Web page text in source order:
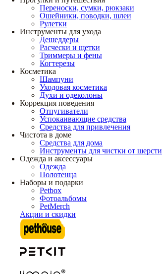
Переноски, сумки, рюкзаки
Ошейники, поводки, шлеи
Рулетки
Инструменты для ухода
Дешеддеры
Расчески и щетки
Триммеры и фены
Когтерезы
Косметика
Шампуни
Уходовая косметика
Духи и одеколоны
Коррекция поведения
Отпугиватели
Успокаивающие средства
Средства для привлечения
Чистота в доме
Средства для дома
Инструменты для чистки от шерсти
Одежда и аксессуары
Одежда
Полотенца
Наборы и подарки
Petbox
Фотоальбомы
PetMerch
Акции и скидки